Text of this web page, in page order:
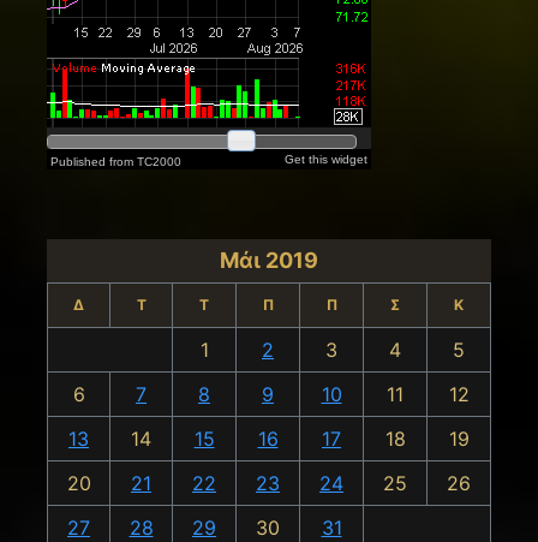
Μάι 2019
Δ Τ Τ Π Π Σ Κ
1 2 3 4
5
6
7 8 9 10 11
12
13
14 15 16 17 18
19
20
21 22 23 24 25
26
27
28 29 30 31